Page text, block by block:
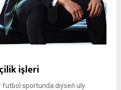
işleri
futbol sportunda diýseň uly